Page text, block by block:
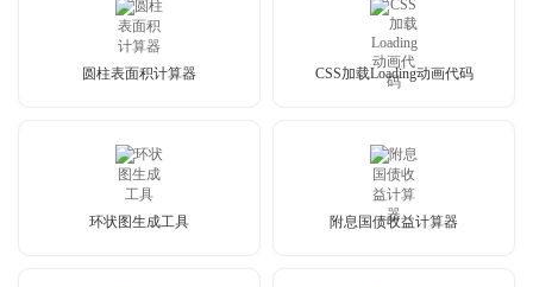
圆柱表面积计算器 CSS加载Loading动画代码
环状图生成工具 附息国债收益计算器